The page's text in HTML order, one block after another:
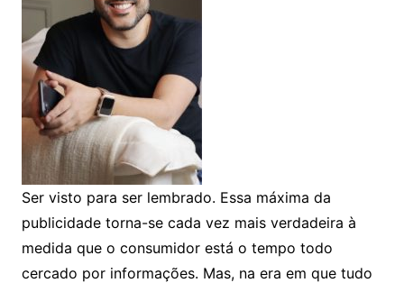
Ser visto para ser lembrado. Essa máxima da
publicidade torna-se cada vez mais verdadeira à
medida que o consumidor está o tempo todo
cercado por informações. Mas, na era em que tudo